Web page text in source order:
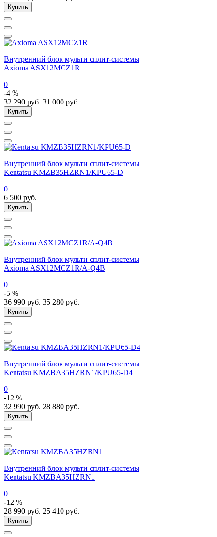
Купить
Внутренний блок мульти сплит-системы
Axioma ASX12MCZ1R
0
-4 %
32 290 руб. 31 000 руб.
Купить
Внутренний блок мульти сплит-системы
Kentatsu KMZB35HZRN1/KPU65-D
0
6 500 руб.
Купить
Внутренний блок мульти сплит-системы
Axioma ASX12MCZ1R/A-Q4B
0
-5 %
36 990 руб. 35 280 руб.
Купить
Внутренний блок мульти сплит-системы
Kentatsu KMZBA35HZRN1/KPU65-D4
0
-12 %
32 990 руб. 28 880 руб.
Купить
Внутренний блок мульти сплит-системы
Kentatsu KMZBA35HZRN1
0
-12 %
28 990 руб. 25 410 руб.
Купить